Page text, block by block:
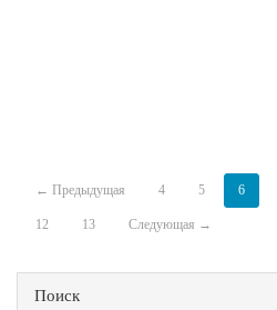
← Предыдущая 4 5 6
12 13 Следующая →
Поиск